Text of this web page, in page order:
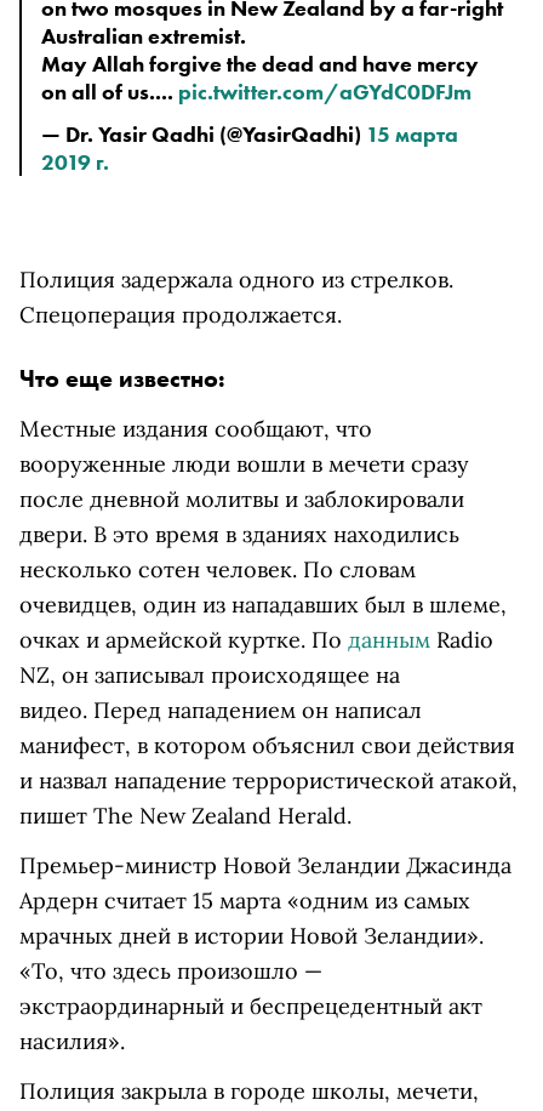
on two mosques in New Zealand by a far-right
Australian extremist.
May Allah forgive the dead and have mercy
on all of us.... pic.twitter.com/aGYdC0DFJm
— Dr. Yasir Qadhi (@YasirQadhi) 15 марта
2019 г.
Полиция задержала одного из стрелков.
Спецоперация продолжается.
Что еще известно:
Местные издания сообщают, что
вооруженные люди вошли в мечети сразу
после дневной молитвы и заблокировали
двери. В это время в зданиях находились
несколько сотен человек. По словам
очевидцев, один из нападавших был в шлеме,
очках и армейской куртке. По данным Radio
NZ, он записывал происходящее на
видео. Перед нападением он написал
манифест, в котором объяснил свои действия
и назвал нападение террористической атакой,
пишет The New Zealand Herald.
Премьер-министр Новой Зеландии Джасинда
Ардерн считает 15 марта «одним из самых
мрачных дней в истории Новой Зеландии».
«То, что здесь произошло —
экстраординарный и беспрецедентный акт
насилия».
Полиция закрыла в городе школы, мечети,